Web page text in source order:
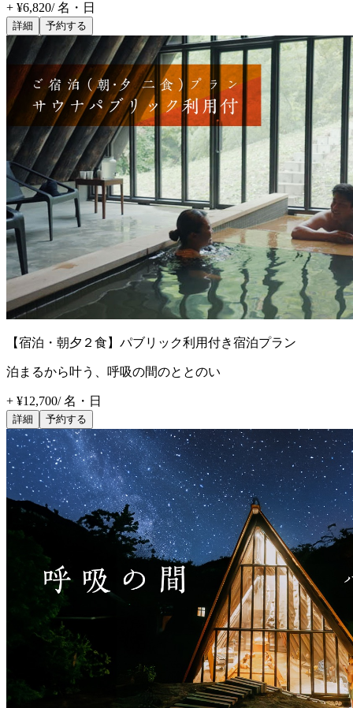
+ ¥6,820/名・日
詳細 予約する
【宿泊・朝夕２食】パブリック利用付き宿泊プラン
泊まるから叶う、呼吸の間のととのい
+ ¥12,700/名・日
詳細 予約する